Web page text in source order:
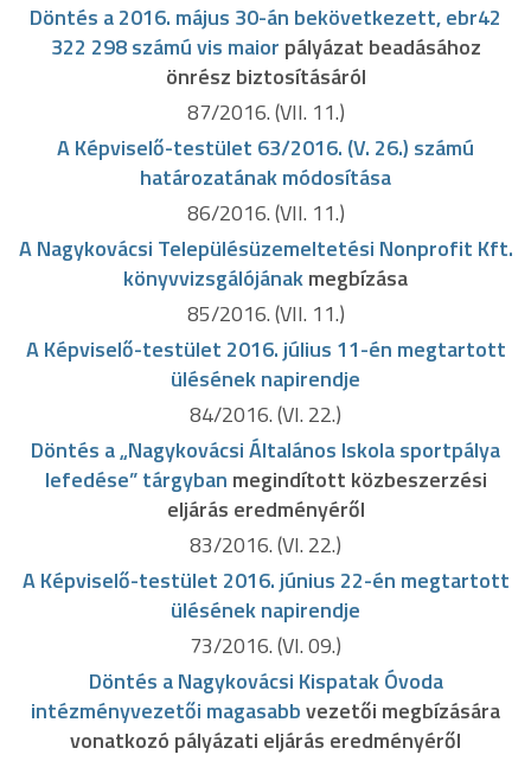
Döntés a 2016. május 30-án bekövetkezett, ebr42
322 298 számú vis maior pályázat beadásához
önrész biztosításáról
87/2016. (VII. 11.)
A Képviselő-testület 63/2016. (V. 26.) számú
határozatának módosítása
86/2016. (VII. 11.)
A Nagykovácsi Településüzemeltetési Nonprofit Kft.
könyvvizsgálójánakmegbízása
85/2016. (VII. 11.)
A Képviselő-testület 2016. július 11-én megtartott
ülésének napirendje
84/2016. (VI. 22.)
Döntés a „Nagykovácsi Általános Iskola sportpálya
lefedése” tárgyban megindított közbeszerzési
eljárás eredményéről
83/2016. (VI. 22.)
A Képviselő-testület 2016. június 22-én megtartott
ülésének napirendje
73/2016. (VI. 09.)
Döntés a Nagykovácsi Kispatak Óvoda
intézményvezetői magasabbvezetői megbízására
vonatkozó pályázati eljárás eredményéről